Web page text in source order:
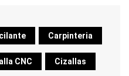
Carpinteria
CNC Cizallas